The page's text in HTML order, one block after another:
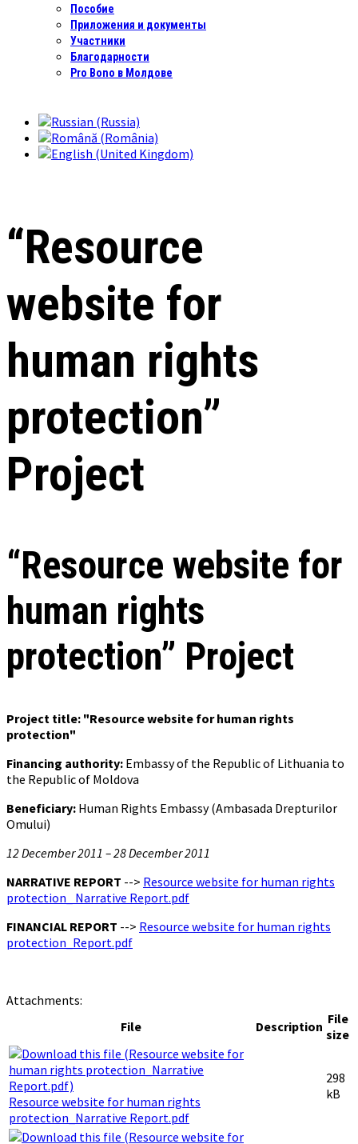
Пособие
Приложения и документы
Участники
Благодарности
Pro Bono в Молдове
“Resource
website for
human rights
protection”
Project
“Resource website for
human rights
protection” Project
Project title: "Resource website for human rights
protection"
Financing authority: Embassy of the Republic of Lithuania to
the Republic of Moldova
Beneficiary: Human Rights Embassy (Ambasada Drepturilor
Omului)
12 December 2011 – 28 December 2011
NARRATIVE REPORT --> Resource website for human rights
protection_ Narrative Report.pdf
FINANCIAL REPORT --> Resource website for human rights
protection_Report.pdf
Attachments:
File
Description File
size
Resource website for human rights
protection_Narrative Report.pdf
298
kB